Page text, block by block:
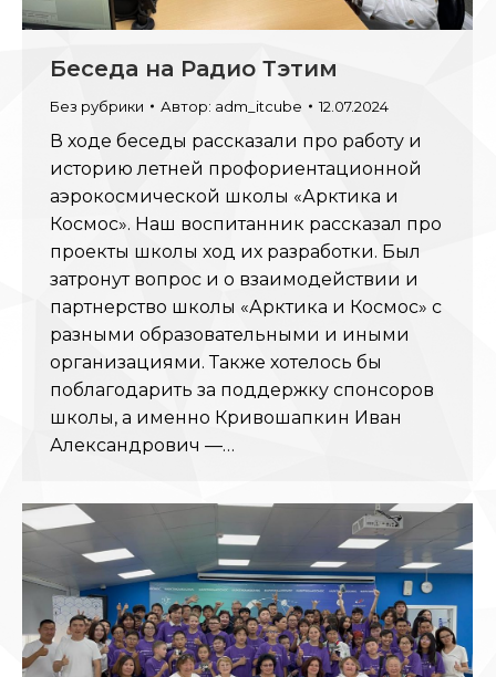
Беседа на Радио Тэтим
Без рубрики Автор: adm_itcube 12.07.2024
В ходе беседы рассказали про работу и
историю летней профориентационной
аэрокосмической школы «Арктика и
Космос». Наш воспитанник рассказал про
проекты школы ход их разработки. Был
затронут вопрос и о взаимодействии и
партнерство школы «Арктика и Космос» с
разными образовательными и иными
организациями. Также хотелось бы
поблагодарить за поддержку спонсоров
школы, а именно Кривошапкин Иван
Александрович —…